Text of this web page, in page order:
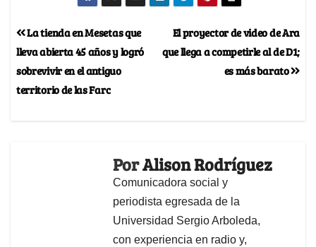
El proyector de video de Ara
que llega a competirle al de D1;
es más barato
La tienda en Mesetas que
lleva abierta 45 años y logró
sobrevivir en el antiguo
territorio de las Farc
PorAlison Rodríguez
Comunicadora social y
periodista egresada de la
Universidad Sergio Arboleda,
con experiencia en radio y,